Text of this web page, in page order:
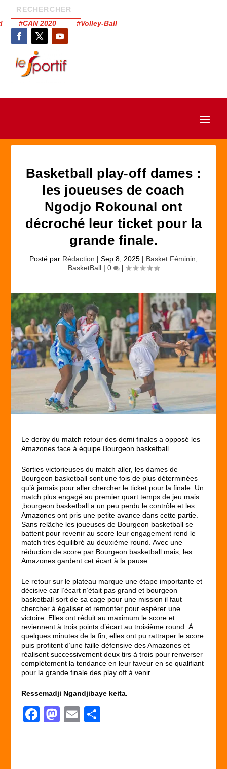
#CAN 2020 #Volley-Ball
Basketball play-off dames :
les joueuses de coach
Ngodjo Rokounal ont
décroché leur ticket pour la
grande finale.
Posté par Rédaction | Sep 8, 2025 | Basket Féminin
BasketBall | 0 |
Le derby du match retour des demi finales a opposé les
Amazones face à équipe Bourgeon basketball.
Sorties victorieuses du match aller, les dames de
Bourgeon basketball sont une fois de plus déterminées
qu’à jamais pour aller chercher le ticket pour la finale. Un
match plus engagé au premier quart temps de jeu mais
,bourgeon basketball a un peu perdu le contrôle et les
Amazones ont pris une petite avance dans cette partie.
Sans relâche les joueuses de Bourgeon basketball se
battent pour revenir au score leur engagement rend le
match très équilibré au deuxième round. Avec une
réduction de score par Bourgeon basketball mais, les
Amazones gardent cet écart à la pause.
Le retour sur le plateau marque une étape importante et
décisive car l’écart n’était pas grand et bourgeon
basketball sort de sa cage pour une mission il faut
chercher à égaliser et remonter pour espérer une
victoire. Elles ont réduit au maximum le score et
reviennent à trois points d’écart au troisième round. À
quelques minutes de la fin, elles ont pu rattraper le score
puis profitent d’une faille défensive des Amazones et
réalisent successivement deux tirs à trois pour renverser
complètement la tendance en leur faveur en se qualifiant
pour la grande finale des play off à venir.
Ressemadji Ngandjibaye keita.
F
M
E